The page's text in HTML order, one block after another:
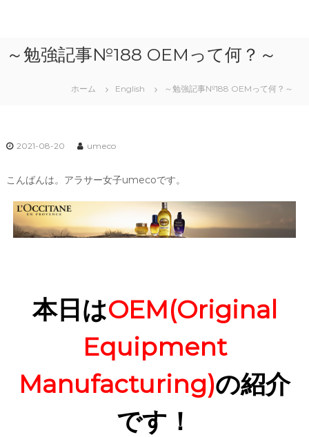
～勉強記事№188 OEMって何？～
ホーム English ～勉強記事№188 OEMって何？～
2021-08-20 umeco
こんばんは。アラサー女子umecoです。
本日はOEM(Original
Equipment
Manufacturing)の紹介
です！